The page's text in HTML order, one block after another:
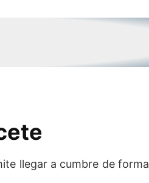
llegar a cumbre de forma